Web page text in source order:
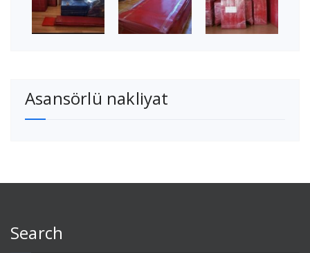
Asansörlü nakliyat
Search